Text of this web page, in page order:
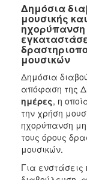
Δημόσια
μουσικής
μουσικών
Δημόσια
απόφαση της
ημέρες, η
την χρήση
ηχορύπανση
τους όρους
μουσικών.
Για